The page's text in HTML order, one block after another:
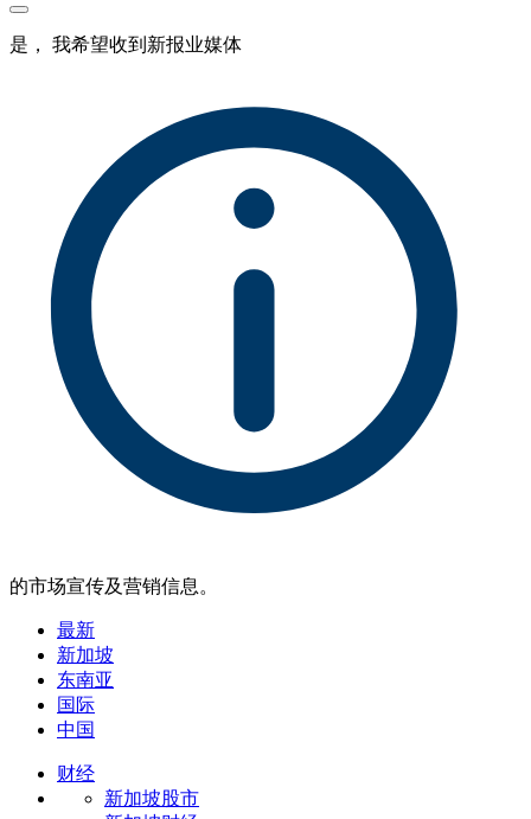
是， 我希望收到新报业媒体
的市场宣传及营销信息。
最新
新加坡
东南亚
国际
中国
财经
新加坡股市